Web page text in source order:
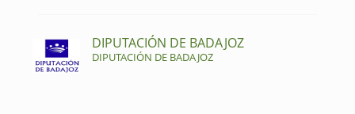
DIPUTACIÓN DE BADAJOZ
DIPUTACIÓN DE BADAJOZ